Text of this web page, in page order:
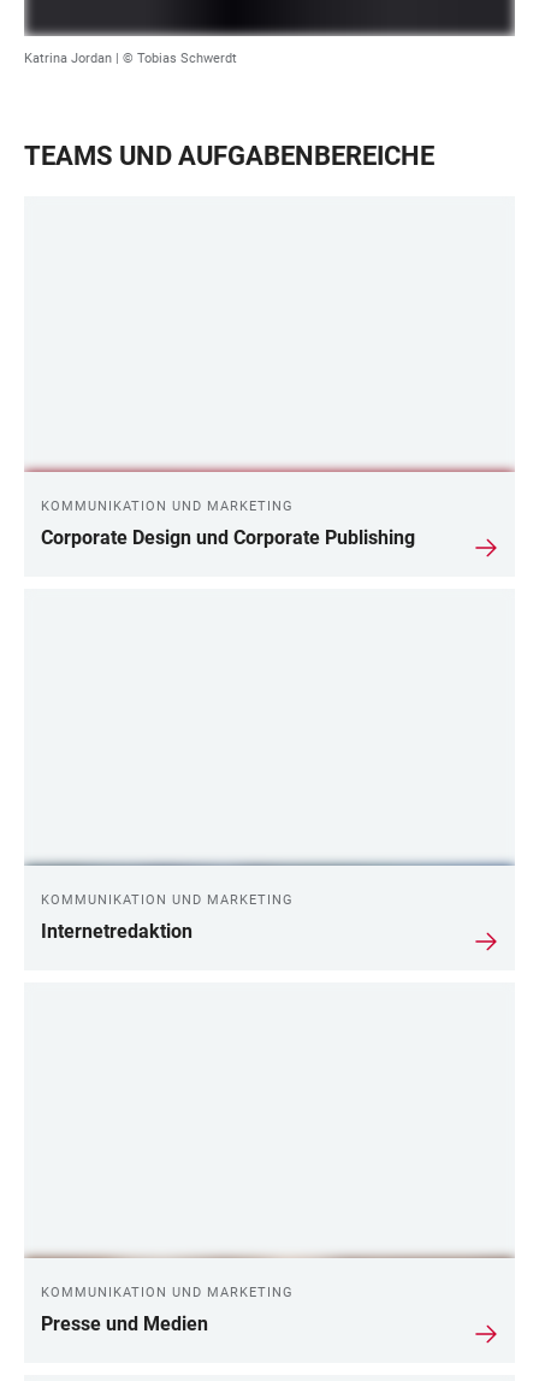
Katrina Jordan | © Tobias Schwerdt
TEAMS UND AUFGABENBEREICHE
KOMMUNIKATION UND MARKETING
Corporate Design und Corporate Publishing
KOMMUNIKATION UND MARKETING
Internetredaktion
KOMMUNIKATION UND MARKETING
Presse und Medien